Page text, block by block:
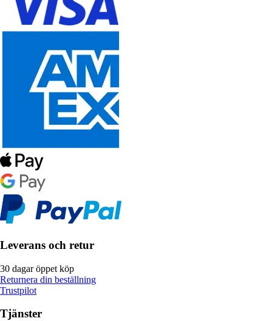
Leverans och retur
30 dagar öppet köp
Returnera din beställning
Trustpilot
Tjänster